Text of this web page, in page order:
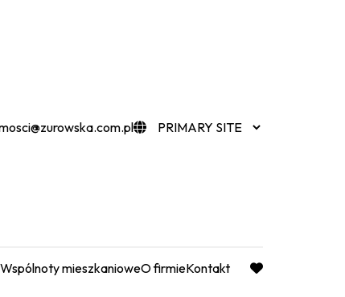
Wspólnoty mieszkanioweO firmieKontakt
favorite